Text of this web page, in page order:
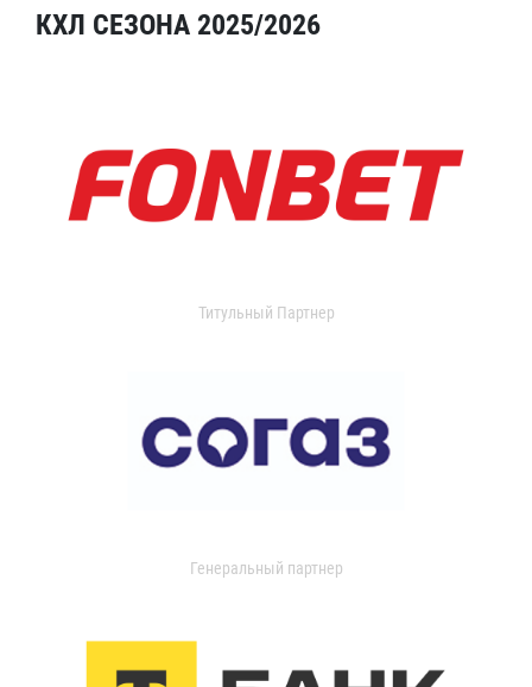
КХЛ СЕЗОНА 2025/2026
Титульный Партнер
Генеральный партнер